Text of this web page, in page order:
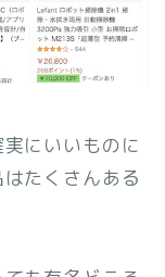
にいいものに
たくさんある